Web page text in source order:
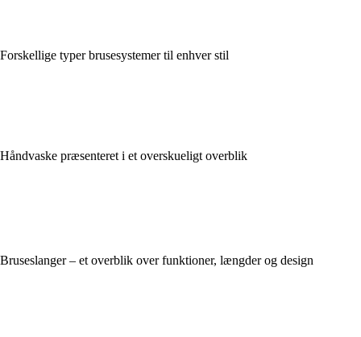
Forskellige typer brusesystemer til enhver stil
Håndvaske præsenteret i et overskueligt overblik
Bruseslanger – et overblik over funktioner, længder og design